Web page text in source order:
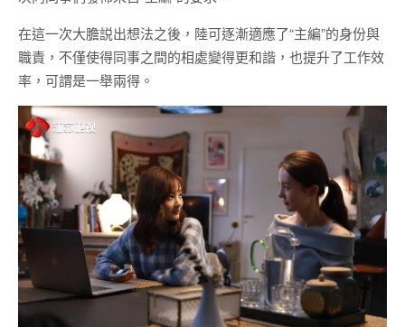
在這一次大膽説出想法之後，陸可逐漸適應了“主編”的身份與
職責，不僅使得同事之間的相處變得更和諧，也提升了工作效
率，可謂是一舉兩得。